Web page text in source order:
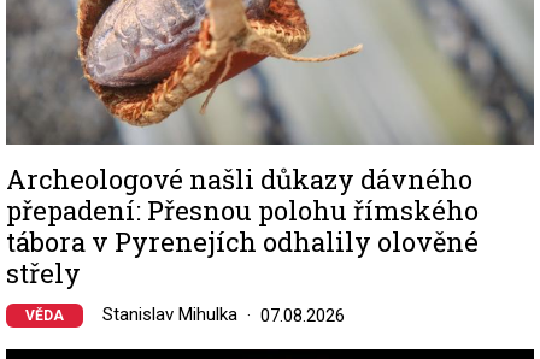
Archeologové našli důkazy dávného
přepadení: Přesnou polohu římského
tábora v Pyrenejích odhalily olověné
střely
VĚDA Stanislav Mihulka 07.08.2026